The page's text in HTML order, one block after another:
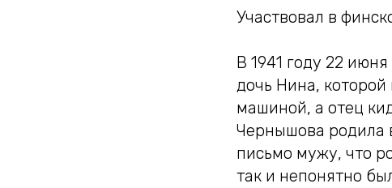
Участвовал в
В 1941 году 22
дочь Нина,
машиной, а отец
Чернышова родила
письмо мужу, что
так и непонятно